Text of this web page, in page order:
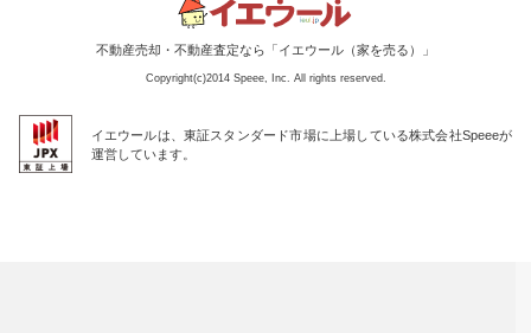
不動産売却・不動産査定なら「イエウール（家を売る）」
Copyright(c)2014 Speee, Inc. All rights reserved.
イエウールは、東証スタンダード市場に上場している株式会社Speeeが
運営しています。